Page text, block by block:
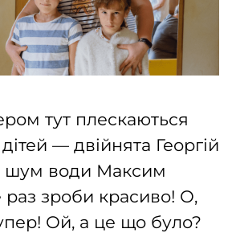
тут плескаються
— двійнята Георгій
шум води Максим
зроби красиво! О,
Ой, а це що було?